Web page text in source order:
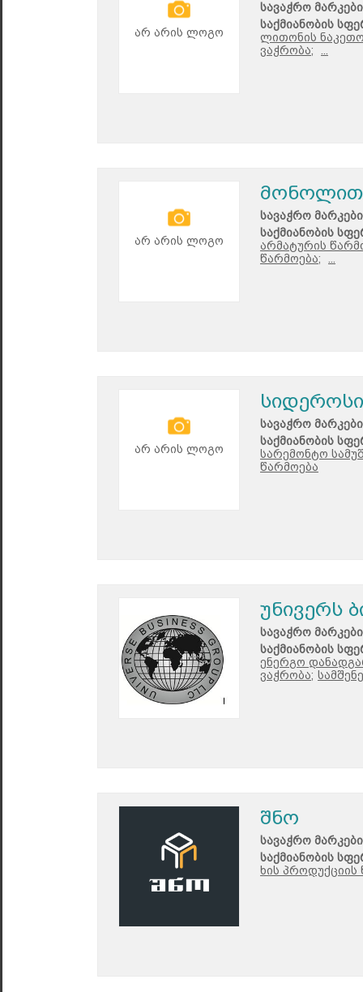
არ არის ლოგო
სავაჭრო
საქმიანობის
ლითონის
ვაჭრობა;
არ არის ლოგო
სავაჭრო
საქმიანობის
არმატურის
წარმოება;
არ არის ლოგო
სიდეროსი
სავაჭრო
საქმიანობის
სარემონტო
წარმოება
უნივერს
სავაჭრო
საქმიანობის
ენერგო
ვაჭრობა;
შნო
სავაჭრო
საქმიანობის
ხის პროდუქციის